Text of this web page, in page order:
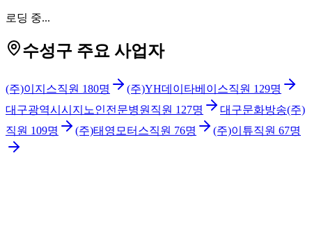
로딩 중...
수성구 주요 사업자
(주)이지스직원 180명 (주)YH데이타베이스직원 129명
대구광역시시지노인전문병원 직원 127명
대구문화방송(주)
직원 109명 (주)태영모터스직원 76명 (주)이튜직원 67명